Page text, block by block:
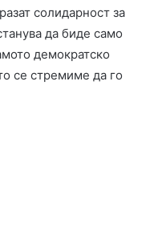
солидарност за
да биде само
демократско
се стремиме да го